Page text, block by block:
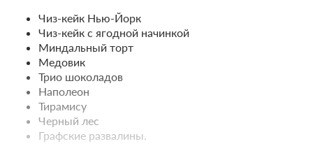
30 000
1 гость
Моментальное подтверждение
В стоимость входит:
Тариф Стандартный 2026, Включен завтрак "шведский
стол"
Бесплатная отмена до 20 августа 2026 23:59; При отмене
Чиз-кейк Нью-Йорк
Чиз-кейк с ягодной начинкой
Миндальный торт
Медовик
Трио шоколадов
Наполеон
Тирамису
Черный лес
Графские развалины.